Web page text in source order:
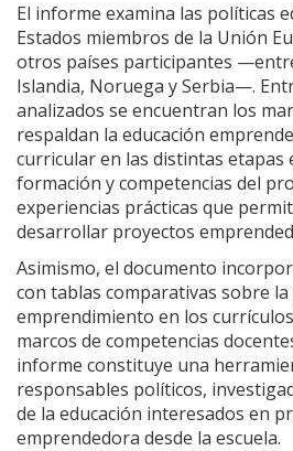
El informe examina las políticas
Estados miembros de la Unión
otros países participantes
Islandia, Noruega y Serbia—.
analizados se encuentran los
respaldan la educación
curricular en las distintas etapas
formación y competencias del
experiencias prácticas que
desarrollar proyectos
Asimismo, el documento
con tablas comparativas sobre la
emprendimiento en los
marcos de competencias
informe constituye una
responsables políticos,
de la educación interesados en
emprendedora desde la escuela.